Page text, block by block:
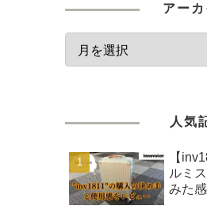
アー
人気
【
ルミ
みた